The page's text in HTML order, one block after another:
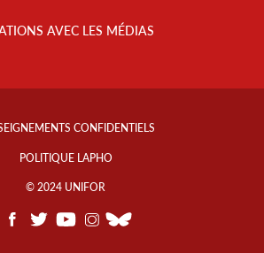
AVEC LES MÉDIAS
CONFIDENTIELS
POLITIQUE LAPHO
© 2024 UNIFOR